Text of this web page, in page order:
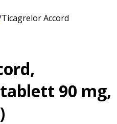
Ticagrelor Accord
90 mg,